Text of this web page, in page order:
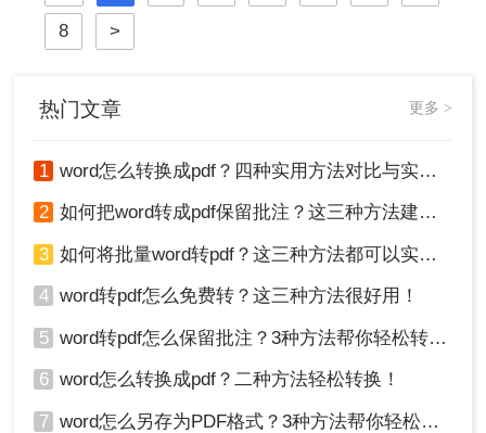
场景，助你彻底解决文档转换难题。
8 >
热门文章 更多 >
1 word怎么转换成pdf？四种实用方法对比与实操指南（附详细表格）！
2 如何把word转成pdf保留批注？这三种方法建议收藏！
3 如何将批量word转pdf？这三种方法都可以实现批量转换
4 word转pdf怎么免费转？这三种方法很好用！
5 word转pdf怎么保留批注？3种方法帮你轻松转换！
6 word怎么转换成pdf？二种方法轻松转换！
7 word怎么另存为PDF格式？3种方法帮你轻松转换!